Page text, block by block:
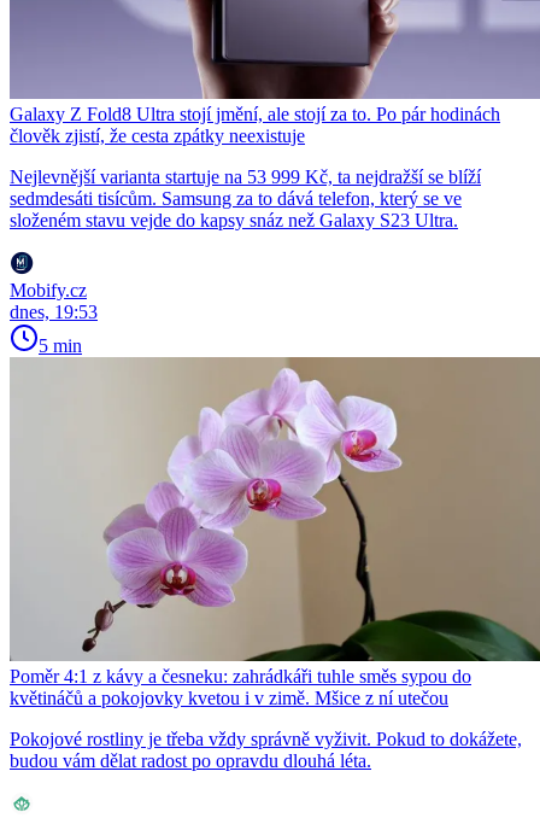
Galaxy Z Fold8 Ultra stojí jmění, ale stojí za to. Po pár hodinách
člověk zjistí, že cesta zpátky neexistuje
Nejlevnější varianta startuje na 53 999 Kč, ta nejdražší se blíží
sedmdesáti tisícům. Samsung za to dává telefon, který se ve
složeném stavu vejde do kapsy snáz než Galaxy S23 Ultra.
Mobify.cz
dnes, 19:53
5 min
Poměr 4:1 z kávy a česneku: zahrádkáři tuhle směs sypou do
květináčů a pokojovky kvetou i v zimě. Mšice z ní utečou
Pokojové rostliny je třeba vždy správně vyživit. Pokud to dokážete,
budou vám dělat radost po opravdu dlouhá léta.